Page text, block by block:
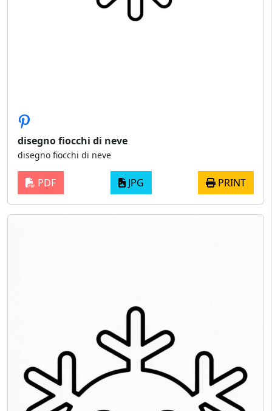
disegno fiocchi di neve
disegno fiocchi di neve
PDF JPG PRINT